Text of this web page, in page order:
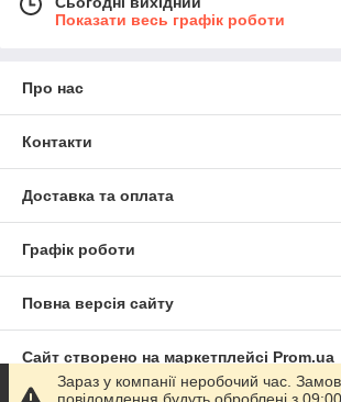
Показати весь графік роботи
Про нас
Контакти
Доставка та оплата
Графік роботи
Повна версія сайту
Сайт створено на маркетплейсі Prom.ua
Зараз у компанії неробочий час.